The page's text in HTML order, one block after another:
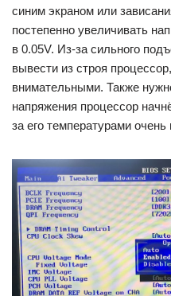
синим экраном или
постепенно увеличивать
в 0.05V. Из-за сильного
вывести из строя
внимательными. Также
напряжения процессор
за его температурами